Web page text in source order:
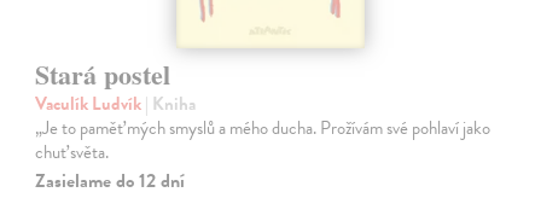
Stará postel
Vaculík Ludvík| Kniha
„Je to paměť mých smyslů a mého ducha. Prožívám své pohlaví jako
chuť světa.
Zasielame do 12 dní